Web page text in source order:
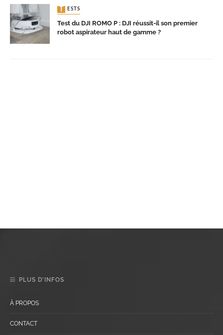
TESTS
Test du DJI ROMO P : DJI réussit-il son premier
robot aspirateur haut de gamme ?
PLUS D’INFOS
À PROPOS
CONTACT